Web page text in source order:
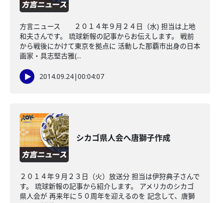
方言ニュース ２０１４年９月２４日（水) 担当は上地
和夫さんです。 琉球新報の記事からお伝えします。 戦前
から戦後にかけて東京を拠点に 活動した那覇市出身の日本
画家・具志堅古雅(...
2014.09.24|00:04:07
シカゴ県人会へ唐獅子作成
２０１４年９月２３日（火）放送分 担当は伊狩典子さんで
す。 琉球新報の記事から紹介します。 アメリカのシカゴ
県人会が 再来年に５０周年を迎えるのを 記念して、唐獅